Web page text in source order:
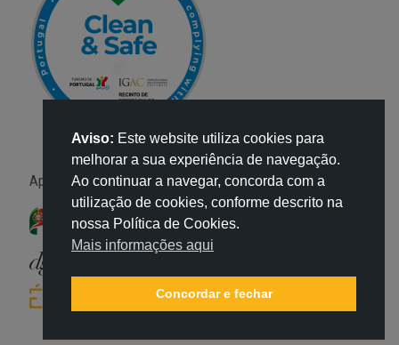
Apoio:
Aviso: Este website utiliza cookies para
melhorar a sua experiência de navegação.
Ao continuar a navegar, concorda com a
utilização de cookies, conforme descrito na
nossa Política de Cookies.
Mais informações aqui
Concordar e fechar